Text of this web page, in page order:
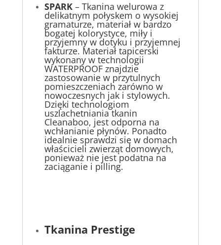
SPARK– Tkanina welurowa z
delikatnym połyskem o wysokiej
gramaturze, materiał w bardzo
bogatej kolorystyce, miły i
przyjemny w dotyku i przyjemnej
fakturze. Materiał tapicerski
wykonany w technologii
WATERPROOF znajdzie
zastosowanie w przytulnych
pomieszczeniach zarówno w
nowoczesnych jak i stylowych.
Dzięki technologiom
uszlachetniania tkanin
Cleanaboo, jest odporna na
wchłanianie płynów. Ponadto
idealnie sprawdzi się w domach
właścicieli zwierząt domowych,
ponieważ nie jest podatna na
zaciąganie i pilling.
Tkanina Prestige